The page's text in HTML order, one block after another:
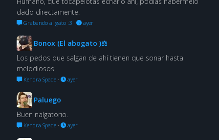
dado directamente.
Grabando al gato :3· ayer
Bonox (El abogato )⚖
Los pedos que salgan de ahí tienen que sonar hasta
melodiosos
Kendra Spade· ayer
Paluego
Buen nalgatorio.
Kendra Spade· ayer